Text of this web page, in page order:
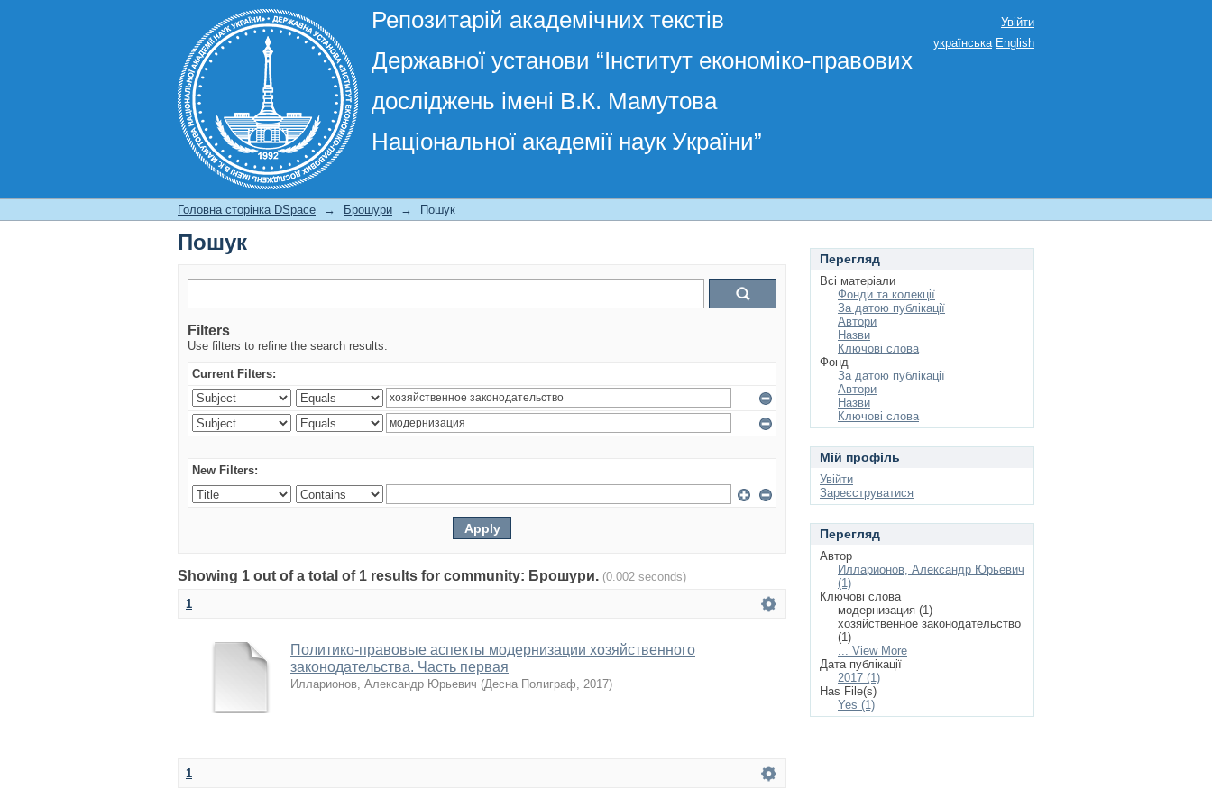
Репозитарій академічних текстів
Державної установи “Інститут економіко-правових
досліджень імені В.К. Мамутова
Національної академії наук України”
Пошук
Увійти
українська English
Головна сторінка DSpace → Брошури → Пошук
Пошук
Filters
Use filters to refine the search results.
Current Filters:
New Filters:
Showing 1 out of a total of 1 results for community: Брошури. (0.002 seconds)
1
Политико-правовые аспекты модернизации хозяйственного
законодательства. Часть первая
Илларионов, Александр Юрьевич (Десна Полиграф, 2017)
1
Перегляд
Всі матеріали
Фонди та колекції
За датою публікації
Автори
Назви
Ключові слова
Фонд
За датою публікації
Автори
Назви
Ключові слова
Мій профіль
Увійти
Зареєструватися
Перегляд
Автор
Илларионов, Александр Юрьевич
(1)
Ключові слова
модернизация (1)
хозяйственное законодательство
(1)
... View More
Дата публікації
2017 (1)
Has File(s)
Yes (1)